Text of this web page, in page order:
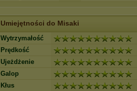
Umiejętności do Misaki
Wytrzymałość
Prędkość
Ujeżdżenie
Galop
Kłus